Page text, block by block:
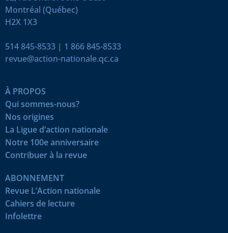
Montréal (Québec)
H2X 1X3
514 845-8533 | 1 866 845-8533
revue@action-nationale.qc.ca
À PROPOS
Qui sommes-nous?
Nos origines
La Ligue d’action nationale
Notre 100e anniversaire
Contribuer à la revue
ABONNEMENT
Revue L’Action nationale
Cahiers de lecture
Infolettre